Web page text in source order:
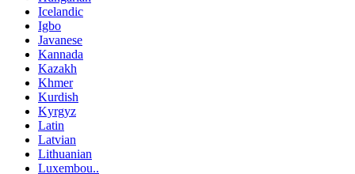
Icelandic
Igbo
Javanese
Kannada
Kazakh
Khmer
Kurdish
Kyrgyz
Latin
Latvian
Lithuanian
Luxembou..